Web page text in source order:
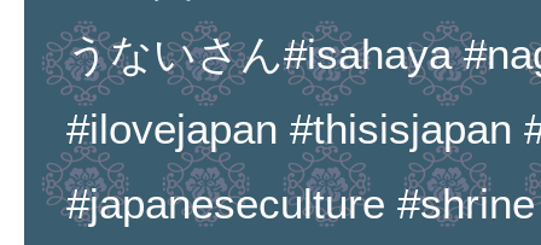
うないさん#isahaya
#ilovejapan #thisisjapan
#japaneseculture